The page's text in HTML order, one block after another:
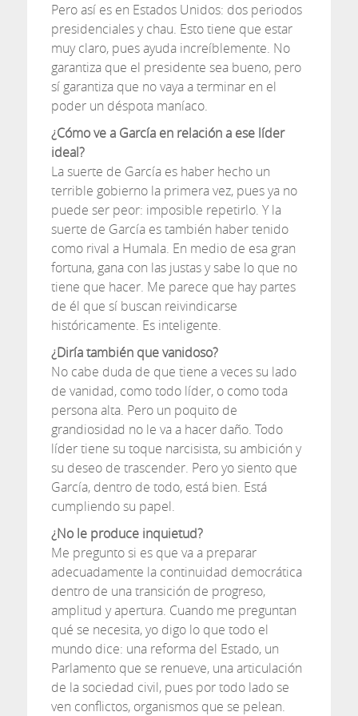
Pero así es en Estados Unidos: dos periodos
presidenciales y chau. Esto tiene que estar
muy claro, pues ayuda increíblemente. No
garantiza que el presidente sea bueno, pero
sí garantiza que no vaya a terminar en el
poder un déspota maníaco.
¿Cómo ve a García en relación a ese líder
ideal?
La suerte de García es haber hecho un
terrible gobierno la primera vez, pues ya no
puede ser peor: imposible repetirlo. Y la
suerte de García es también haber tenido
como rival a Humala. En medio de esa gran
fortuna, gana con las justas y sabe lo que no
tiene que hacer. Me parece que hay partes
de él que sí buscan reivindicarse
históricamente. Es inteligente.
¿Diría también que vanidoso?
No cabe duda de que tiene a veces su lado
de vanidad, como todo líder, o como toda
persona alta. Pero un poquito de
grandiosidad no le va a hacer daño. Todo
líder tiene su toque narcisista, su ambición y
su deseo de trascender. Pero yo siento que
García, dentro de todo, está bien. Está
cumpliendo su papel.
¿No le produce inquietud?
Me pregunto si es que va a preparar
adecuadamente la continuidad democrática
dentro de una transición de progreso,
amplitud y apertura. Cuando me preguntan
qué se necesita, yo digo lo que todo el
mundo dice: una reforma del Estado, un
Parlamento que se renueve, una articulación
de la sociedad civil, pues por todo lado se
ven conflictos, organismos que se pelean.